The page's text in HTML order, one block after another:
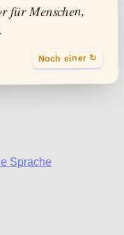
für Menschen,
Noch einer ↻
Sprache